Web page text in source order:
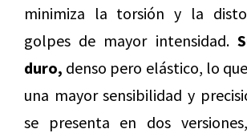
minimiza la torsión y la
golpes de mayor intensidad.
duro, denso pero elástico, lo
una mayor sensibilidad y
se presenta en dos